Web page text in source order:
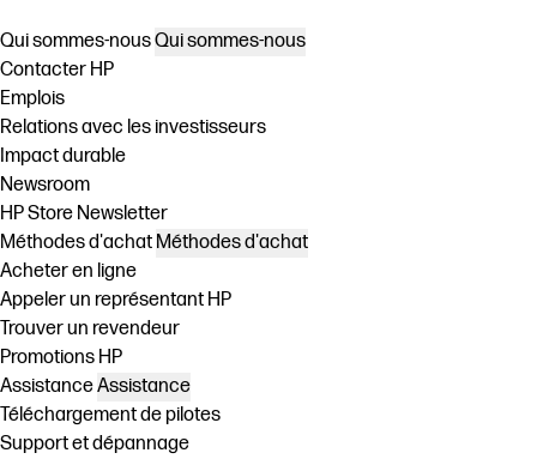
Qui sommes-nousQui sommes-nous
Contacter HP
Emplois
Relations avec les investisseurs
Impact durable
Newsroom
HP Store Newsletter
Méthodes d'achat Méthodes d'achat
Acheter en ligne
Appeler un représentant HP
Trouver un revendeur
Promotions HP
AssistanceAssistance
Téléchargement de pilotes
Support et dépannage